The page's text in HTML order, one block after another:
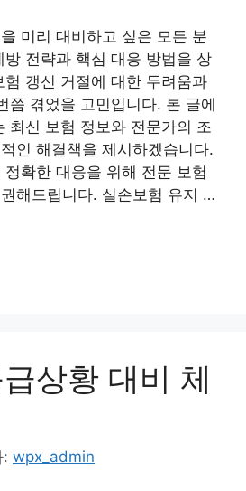
미리 대비하고 싶은 모든 분
전략과 핵심 대응 방법을 상
갱신 거절에 대한 두려움과
쯤 겪었을 고민입니다. 본 글에
최신 보험 정보와 전문가의 조
인 해결책을 제시하겠습니다.
확한 대응을 위해 전문 보험
해드립니다. 실손보험 유지 …
상황 대비 체
: wpx_admin